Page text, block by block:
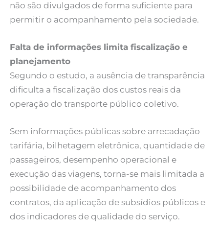
não são divulgados de forma suficiente para
permitir o acompanhamento pela sociedade.
Falta de informações limita fiscalização e
planejamento
Segundo o estudo, a ausência de transparência
dificulta a fiscalização dos custos reais da
operação do transporte público coletivo.
Sem informações públicas sobre arrecadação
tarifária, bilhetagem eletrônica, quantidade de
passageiros, desempenho operacional e
execução das viagens, torna-se mais limitada a
possibilidade de acompanhamento dos
contratos, da aplicação de subsídios públicos e
dos indicadores de qualidade do serviço.